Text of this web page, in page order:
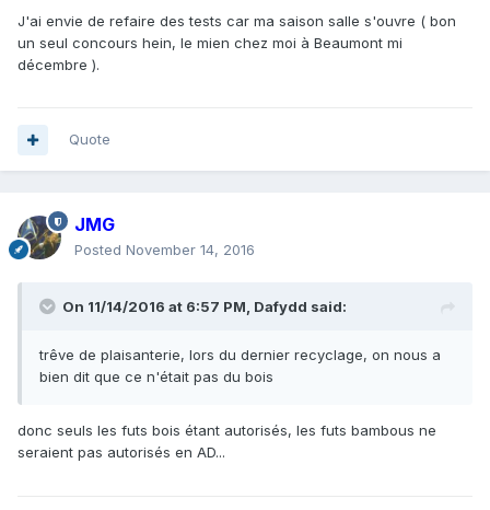
J'ai envie de refaire des tests car ma saison salle s'ouvre ( bon
un seul concours hein, le mien chez moi à Beaumont mi
décembre ).
Quote
JMG
Posted November 14, 2016
On 11/14/2016 at 6:57 PM, Dafydd said:
trêve de plaisanterie, lors du dernier recyclage, on nous a
bien dit que ce n'était pas du bois
donc seuls les futs bois étant autorisés, les futs bambous ne
seraient pas autorisés en AD...